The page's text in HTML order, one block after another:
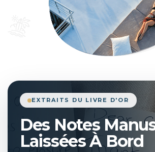
EXTRAITS DU LIVRE D'OR
Des Notes
Laissées À Bord